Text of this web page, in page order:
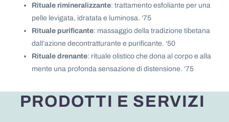
Rituale rimineralizzante: trattamento esfoliante per una
pelle levigata, idratata e luminosa. ‘75
Rituale purificante: massaggio della tradizione tibetana
dall’azione decontratturante e purificante. ‘50
Rituale drenante: rituale olistico che dona al corpo e alla
mente una profonda sensazione di distensione. ‘75
PRODOTTI E SERVIZI